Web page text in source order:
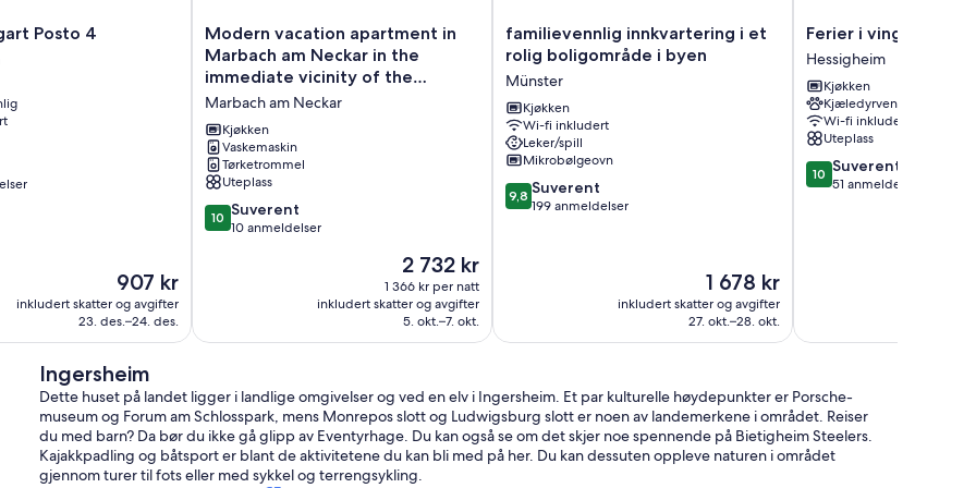
Posto 4
Prisen
er
907 kr
907 kr
inkludert skatter og avgifter
23. des.–24. des.
Modern
vacation
apartment
Marbach
am
Neckar
in
the
immediate
vicinity
Neckar
Modern vacation apartment in
Marbach am Neckar in the
immediate vicinity of the
Schillerhöhe
Marbach am Neckar
Kjøkken
Vaskemaskin
Tørketrommel
Uteplass
10.0
av
10 Suverent
10 anmeldelser
Prisen
er
2 732 kr
2 732 kr
1 366 kr per natt
inkludert skatter og avgifter
5. okt.–7. okt.
familievennlig
innkvartering
et
rolig
boligområde
i
byen
Münster
familievennlig innkvartering i et
rolig boligområde i byen
Münster
Kjøkken
Wi-fi inkludert
Leker/spill
Mikrobølgeovn
9.8
av
9,8 Suverent
199 anmeldelser
Prisen
er
1 678 kr
1 678 kr
inkludert skatter og avgifter
27. okt.–28. okt.
Ferier
i
vingård
og
våningshuset
Hessigheim
Ferier i vingård og
Hessigheim
Kjøkken
Kjæledyrvennlig
Wi-fi inkludert
Uteplass
10.0
av
10 Suverent
51 anmeldelser
Ingersheim
Dette huset på landet ligger i landlige omgivelser og ved en elv i Ingersheim. Et par kulturelle høydepunkter er Porsche-
museum og Forum am Schlosspark, mens Monrepos slott og Ludwigsburg slott er noen av landemerkene i området. Reiser
du med barn? Da bør du ikke gå glipp av Eventyrhage. Du kan også se om det skjer noe spennende på Bietigheim Steelers.
Kajakkpadling og båtsport er blant de aktivitetene du kan bli med på her. Du kan dessuten oppleve naturen i området
gjennom turer til fots eller med sykkel og terrengsykling.